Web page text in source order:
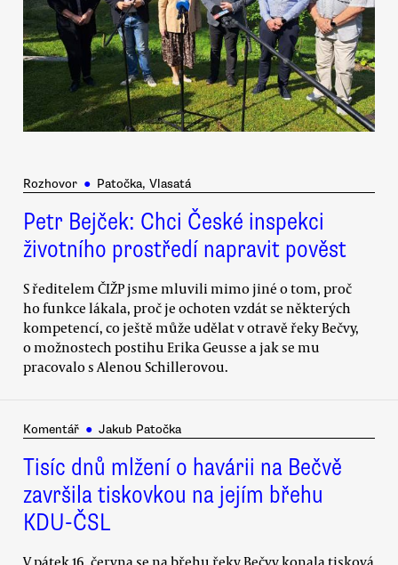
Rozhovor ● Patočka, Vlasatá
Petr Bejček: Chci České inspekci
životního prostředí napravit pověst
S ředitelem ČIŽP jsme mluvili mimo jiné o tom, proč
ho funkce lákala, proč je ochoten vzdát se některých
kompetencí, co ještě může udělat v otravě řeky Bečvy,
o možnostech postihu Erika Geusse a jak se mu
pracovalo s Alenou Schillerovou.
Komentář ● Jakub Patočka
Tisíc dnů mlžení o havárii na Bečvě
završila tiskovkou na jejím břehu
KDU-ČSL